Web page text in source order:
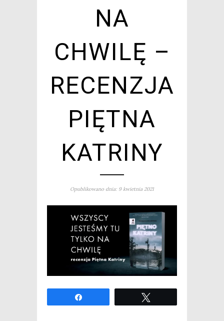
NA
CHWILĘ –
RECENZJA
PIĘTNA
KATRINY
Opublikowano dnia: 9 kwietnia 2021